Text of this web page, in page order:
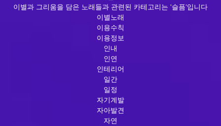
이별과 그리움을 담은 노래들과 관련된 카테고리는 '슬픔'입니다
이별노래
이용수칙
이용정보
인내
인연
인테리어
일간
일정
자기계발
자아발견
자연